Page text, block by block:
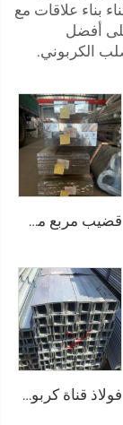
بناء علاقات مع
أفضل
الكربوني.
قضيب مربع من الألومنيوم قضيب ألمنيوم
فولاذ قناة كربونية